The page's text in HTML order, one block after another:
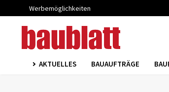
Werbemöglichkeiten
AKTUELLES BAUAUFTRÄGE